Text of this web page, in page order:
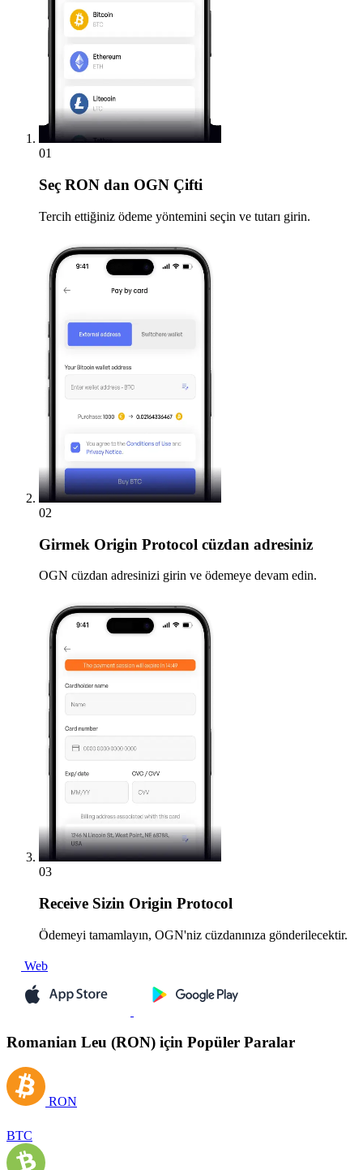
01
Seç RON dan OGN Çifti
Tercih ettiğiniz ödeme yöntemini seçin ve tutarı girin.
02
Girmek Origin Protocol cüzdan adresiniz
OGN cüzdan adresinizi girin ve ödemeye devam edin.
03
Receive Sizin Origin Protocol
Ödemeyi tamamlayın, OGN'niz cüzdanınıza gönderilecektir.
Web
Romanian Leu (RON) için Popüler Paralar
RON
BTC